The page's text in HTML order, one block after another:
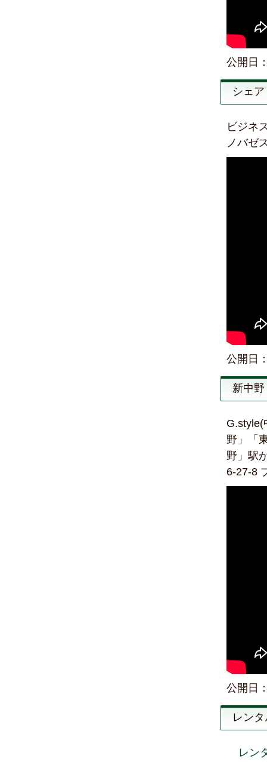
公開日
シェ
ビジネ
ノバゼ
公開日
新中
G.style(
野」「
野」駅
6-27-8
公開日
レン
レン